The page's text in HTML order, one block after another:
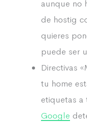
aunque no
de hostig
quieres
puede ser
Directivas
tu home
etiquetas a
Google